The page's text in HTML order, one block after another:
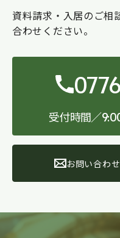
資料請求・入居のご相
合わせください。
受付時間／
お問い合わ